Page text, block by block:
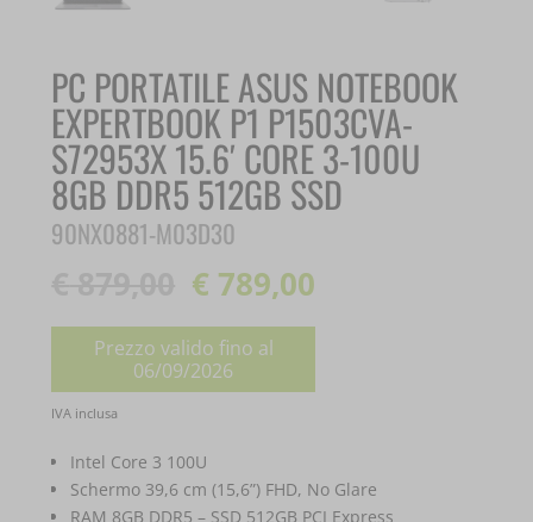
PC PORTATILE ASUS NOTEBOOK
EXPERTBOOK P1 P1503CVA-
S72953X 15.6′ CORE 3-100U
8GB DDR5 512GB SSD
90NX0881-M03D30
Il
prezzo
originale
era:
€ 789,00
Prezzo valido fino al
06/09/2026
Il
attuale
IVA inclusa
Intel Core 3 100U
Schermo 39,6 cm (15,6”) FHD, No Glare
RAM 8GB DDR5 – SSD 512GB PCI Express